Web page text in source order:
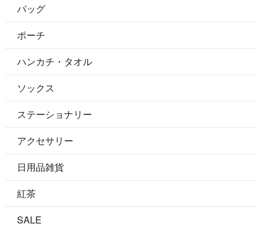
バッグ
ポーチ
ハンカチ・タオル
ソックス
ステーショナリー
アクセサリー
日用品雑貨
紅茶
SALE